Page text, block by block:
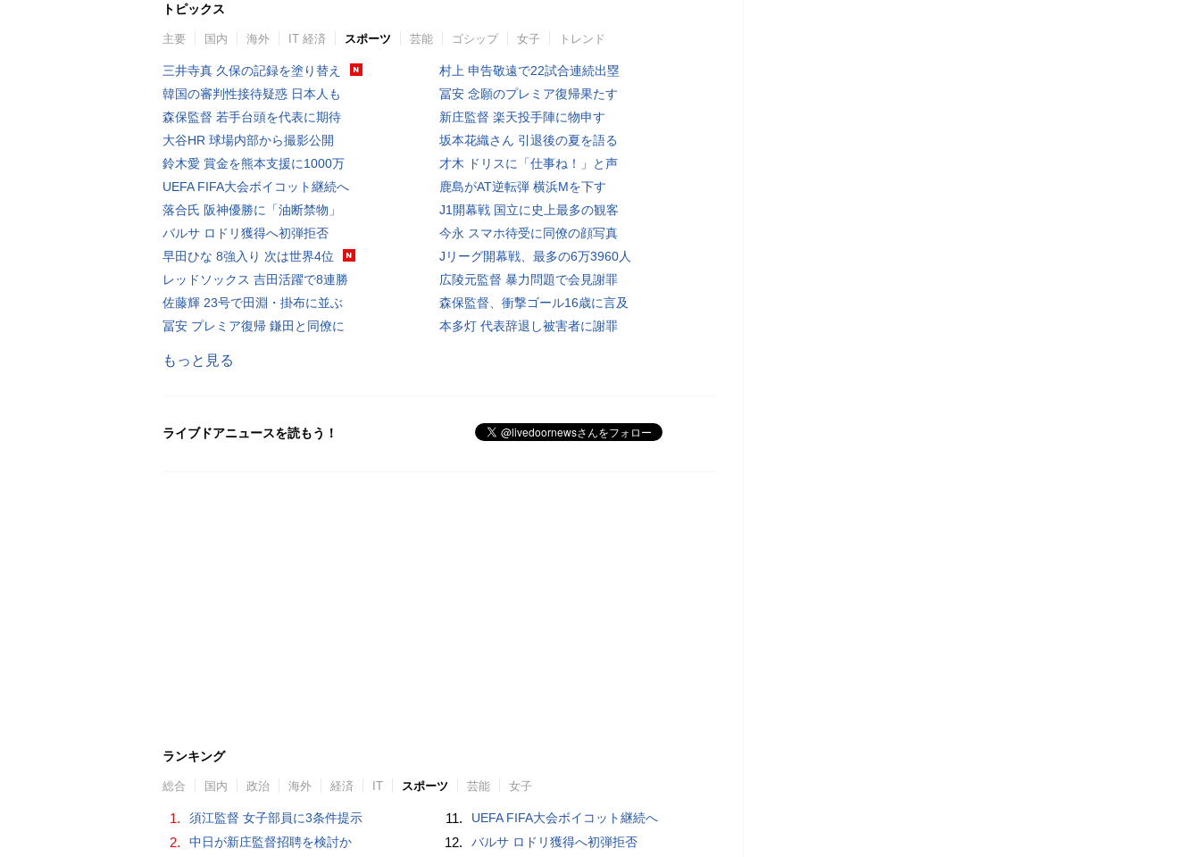
トピックス
主要 国内 海外 IT 経済 スポーツ 芸能 ゴシップ 女子 トレンド
三井寺真 久保の記録を塗り替え
韓国の審判性接待疑惑 日本人も
森保監督 若手台頭を代表に期待
大谷HR 球場内部から撮影公開
鈴木愛 賞金を熊本支援に1000万
UEFA FIFA大会ボイコット継続へ
落合氏 阪神優勝に「油断禁物」
バルサ ロドリ獲得へ初弾拒否
早田ひな 8強入り 次は世界4位
レッドソックス 吉田活躍で8連勝
佐藤輝 23号で田淵・掛布に並ぶ
冨安 プレミア復帰 鎌田と同僚に
村上 申告敬遠で22試合連続出塁
冨安 念願のプレミア復帰果たす
新庄監督 楽天投手陣に物申す
坂本花織さん 引退後の夏を語る
才木 ドリスに「仕事ね！」と声
鹿島がAT逆転弾 横浜Mを下す
J1開幕戦 国立に史上最多の観客
今永 スマホ待受に同僚の顔写真
Jリーグ開幕戦、最多の6万3960人
広陵元監督 暴力問題で会見謝罪
森保監督、衝撃ゴール16歳に言及
本多灯 代表辞退し被害者に謝罪
もっと見る
ライブドアニュースを読もう！
ランキング
総合 国内 政治 海外 経済 IT スポーツ 芸能 女子
1. 須江監督 女子部員に3条件提示
2. 中日が新庄監督招聘を検討か
11. UEFA FIFA大会ボイコット継続へ
12. バルサ ロドリ獲得へ初弾拒否